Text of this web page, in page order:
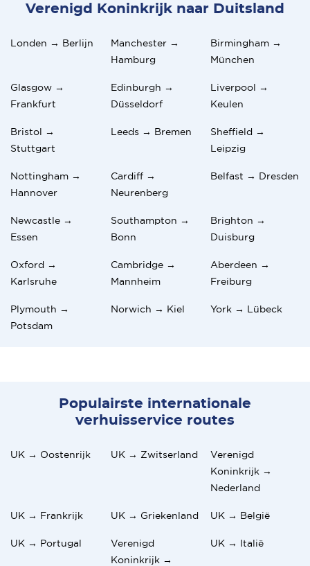
Verenigd Koninkrijk naar Duitsland
Londen → Berlijn
Manchester →
Hamburg
Birmingham →
München
Glasgow →
Frankfurt
Edinburgh →
Düsseldorf
Liverpool →
Keulen
Bristol →
Stuttgart
Leeds → Bremen
Sheffield →
Leipzig
Nottingham →
Hannover
Cardiff →
Neurenberg
Belfast → Dresden
Newcastle →
Essen
Southampton →
Bonn
Brighton →
Duisburg
Oxford →
Karlsruhe
Cambridge →
Mannheim
Aberdeen →
Freiburg
Plymouth →
Potsdam
Norwich → Kiel York → Lübeck
Populairste internationale
verhuisservice routes
UK → Oostenrijk UK → Zwitserland
Verenigd
Koninkrijk →
Nederland
UK → Frankrijk UK → Griekenland UK → België
UK → Portugal
Verenigd
Koninkrijk →
UK → Italië